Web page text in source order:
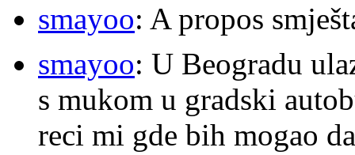
smayoo: A propos
smayoo: U Beogradu
s mukom u gradski
reci mi gde bih mogao